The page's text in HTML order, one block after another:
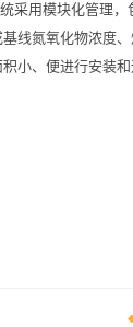
采用模块化管理
线氮氧化物浓度
小、便进行安装